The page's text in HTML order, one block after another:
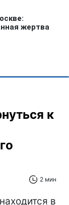
к
2 мин
в